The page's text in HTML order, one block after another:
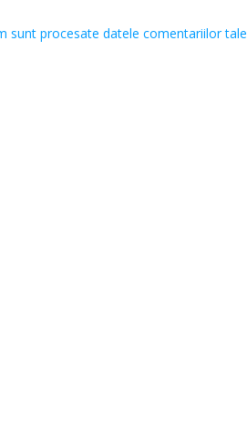
sunt procesate datele comentariilor tale